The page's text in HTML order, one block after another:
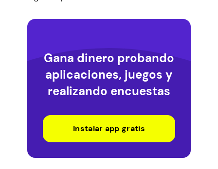
Gana dinero probando
aplicaciones, juegos y
realizando encuestas
Instalar app gratis